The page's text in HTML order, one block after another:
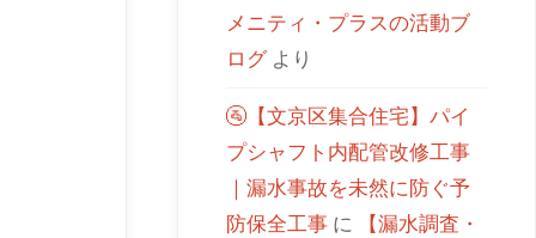
メニティ・プラスの活動ブ
ログより
🚰【文京区集合住宅】パイ
プシャフト内配管改修工事
｜漏水事故を未然に防ぐ予
防保全工事 に 【漏水調査・